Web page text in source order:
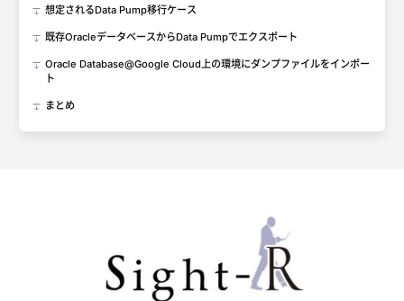
想定されるData Pump移行ケース
既存OracleデータベースからData Pumpでエクスポート
Oracle Database@Google Cloud上の環境にダンプファイルをインポー
ト
まとめ